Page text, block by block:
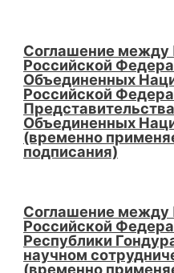
Соглашение между
Российской
Объединенных
Российской
Объединенных
(временно
подписания)
Соглашение между
Российской
Республики
научном
(временно